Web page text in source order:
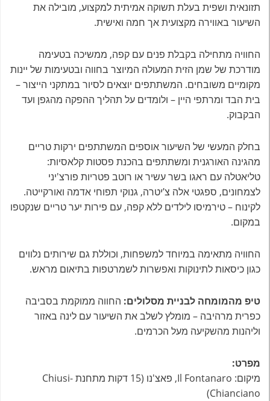
תזונאית ושפית בעלת תשוקה אמיתית למקצוע, מובילה את
השיעור באווירה מקצועית אך חמה ואישית.
החוויה מתחילה בקבלת פנים עם קפה, ממשיכה בטעימה
מודרכת של שמן הזית המעולה המיוצר בחווה ובטעימות של יינות
מקומיים משובחים. המשתתפים יוצאים לסיור במתקני הייצור –
בית הבד ומרתפי היין – ולומדים על תהליך ההפקה מהגפן ועד
הבקבוק.
בחלק המעשי של השיעור אוספים המשתתפים ירקות טריים
מהגינה האורגנית ומשתתפים בהכנת פסטות קלאסיות:
טליאטלה עם ראגו בשר עשיר או רוטב פטריות פורצ'יני
לצמחונים, ספגטי אלה צ’יטרה, גנוקי תפוחי אדמה ואורקייטה.
לקינוח – טירמיסו לילדים ללא קפה, עם פירות יער טריים שנקטפו
במקום.
החוויה מתאימה במיוחד למשפחות, וכוללת גם שירותים נלווים
כגון כיסאות לתינוקות ואפשרות לשמרטפות בתיאום מראש.
טיפ מהמומחה לבניית מסלולים: החווה ממוקמת בסביבה
כפרית מרהיבה – מומלץ לשלב את השיעור עם לינה באזור
וליהנות מהשקיעה מעל הכרמים.
מפרט:
מיקום: Il Fontanaro, פאצ'נו (15 דקות מתחנת Chiusi-
Chianciano)